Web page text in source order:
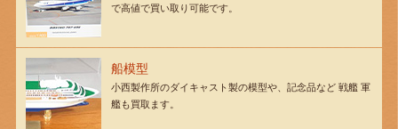
で高値で買い取り可能です。
船模型
小西製作所のダイキャスト製の模型や、記念品など 戦艦 軍
艦も買取ます。